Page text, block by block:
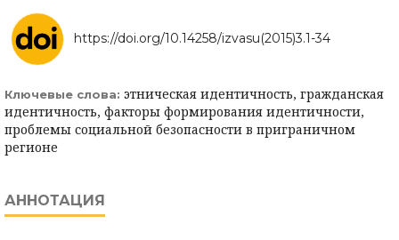
https://doi.org/10.14258/izvasu(2015)3.1-34
Ключевые слова: этническая идентичность, гражданская
идентичность, факторы формирования идентичности,
проблемы социальной безопасности в приграничном
регионе
АННОТАЦИЯ